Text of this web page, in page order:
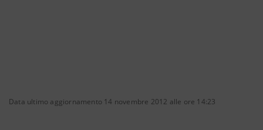
Data ultimo aggiornamento 14 novembre 2012 alle ore 14:23